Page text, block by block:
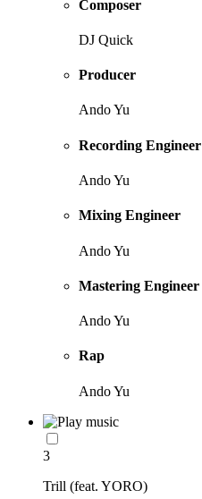
Composer
DJ Quick
Producer
Ando Yu
Recording Engineer
Ando Yu
Mixing Engineer
Ando Yu
Mastering Engineer
Ando Yu
Rap
Ando Yu
3
Trill (feat. YORO)